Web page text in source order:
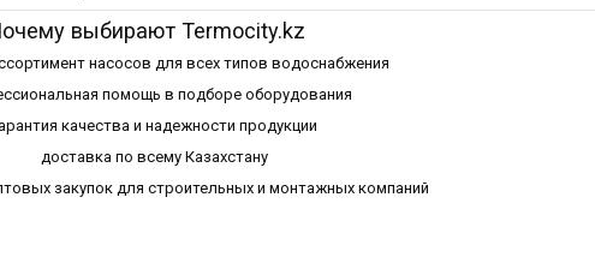
выбирают Termocity.kz
насосов для всех типов водоснабжения
помощь в подборе оборудования
качества и надежности продукции
доставка по всему Казахстану
закупок для строительных и монтажных компаний